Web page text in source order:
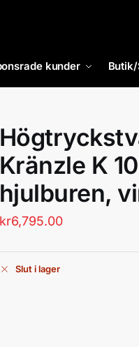
kunder
Kränzle K
hjulburen,
kr6,795.00
Slut i lager